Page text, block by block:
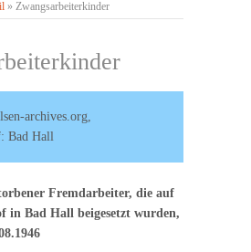
» Zwangsarbeiterkinder
archives.org,
Bad Hall
Fremdarbeiter, die auf
in Bad Hall beigesetzt wurden,